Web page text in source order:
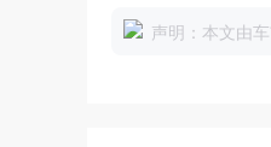
声明：本文由